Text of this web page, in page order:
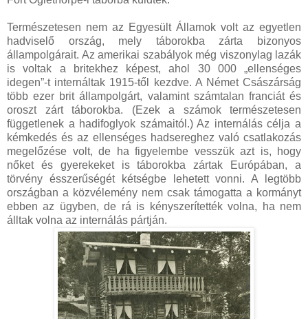
Természetesen nem az Egyesült Államok volt az egyetlen
hadviselő ország, mely táborokba zárta bizonyos
állampolgárait. Az amerikai szabályok még viszonylag lazák
is voltak a britekhez képest, ahol 30 000 „ellenséges
idegen”-t internáltak 1915-től kezdve. A Német Császárság
több ezer brit állampolgárt, valamint számtalan franciát és
oroszt zárt táborokba. (Ezek a számok természetesen
függetlenek a hadifoglyok számaitól.) Az internálás célja a
kémkedés és az ellenséges hadsereghez való csatlakozás
megelőzése volt, de ha figyelembe vesszük azt is, hogy
nőket és gyerekeket is táborokba zártak Európában, a
törvény ésszerűségét kétségbe lehetett vonni. A legtöbb
országban a közvélemény nem csak támogatta a kormányt
ebben az ügyben, de rá is kényszerítették volna, ha nem
álltak volna az internálás pártján.